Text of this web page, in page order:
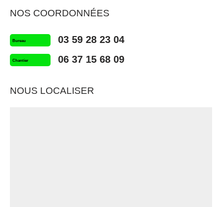
NOS COORDONNÉES
Bureau 03 59 28 23 04
Chantier 06 37 15 68 09
NOUS LOCALISER